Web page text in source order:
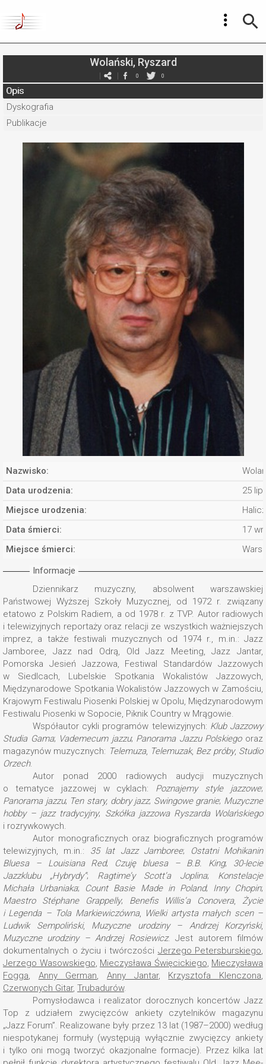
Wolański, Ryszard
0 0
Opis
Dyskografia
Publikacje
Nazwisko:
Data urodzenia:
25
Miejsce urodzenia:
Data śmierci:
17
Miejsce śmierci:
Informacje
Dziennikarz muzyczny, absolwent warszawskiej
Państwowej Wyższej Szkoły Muzycznej, od 1972 r. związany
etatowo z Polskim Radiem, a od 1978 r. z TVP. Autor radiowych
i telewizyjnych reportaży oraz relacji ze wszystkich ważniejszych
imprez, a także festiwali muzycznych od 1974 r., m.in.: Jazz
Jamboree, Jazz nad Odrą, Old Jazz Meeting, Jazz Jantar,
Pomorska Jesień Jazzowa, Festiwal Standardów Jazzowych
w Siedlcach, Lubelskie Spotkania Wokalistów Jazzowych,
Międzynarodowe Spotkania Wokalistów Jazzowych w Zamościu,
Krajowym Festiwalu Piosenki Polskiej w Opolu, Międzynarodowym
Festiwalu Piosenki w Sopocie, Piknik Country w Mrągowie.
Współautor cykli programów telewizyjnych: Klub Jazzowy
Studia Gama; Vademecum jazzu; Panorama Jazzu Polskiegooraz
magazynów muzycznych: Telemuza, Telemuzak, Bez próby, Studio
Orzech.
Autor ponad 2000 radiowych audycji muzycznych
o tematyce jazzowej w cyklach: Poznajemy style jazzowe;
Panorama jazzu; Ten stary, dobry jazz; Swingowe granie; Muzyczne
hobby – jazz tradycyjny; Szkółka jazzowa Ryszarda Wolańskiego
i rozrywkowych.
Autor monograficznych oraz biograficznych programów
telewizyjnych, m.in.: 35 lat Jazz Jamboree;
Ostatni Mohikanin
Bluesa – Louisiana Red; Czuję bluesa – B.B. King; 30-lecie
Jazzklubu „Hybrydy”; Ragtime’y Scott’a Joplina; Konstelacje
Michała Urbaniaka; Count Basie Made in Poland; Inny Chopin;
Maestro Stéphane Grappelly; Benefis Willis’a Conovera,Życie
i Legenda – Tola Markiewiczówna, Wielki artysta małych scen –
Ludwik Sempoliński, Muzyczne urodziny – Andrzej Korzyński,
Muzyczne urodziny – Andrzej Rosiewicz. Jest autorem filmów
dokumentalnych o życiu i twórczości Jerzego Petersburskiego,
Jerzego Wasowskiego, Mieczysława Święcickiego, Mieczysława
Fogga, Anny German,Anny Jantar, Krzysztofa Klenczona,
Czerwonych Gitar, Trubadurów.
Pomysłodawca i realizator dorocznych koncertów Jazz
Top z udziałem zwycięzców ankiety czytelników magazynu
„Jazz Forum”. Realizowane były przez 13 lat (1987–2000) według
niespotykanej formuły (występują wyłącznie zwycięzcy ankiety
i tylko oni mogą tworzyć okazjonalne formacje). Przez kilka lat